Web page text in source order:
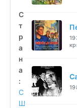
С
т
р
а
н
а
:
С
Ш